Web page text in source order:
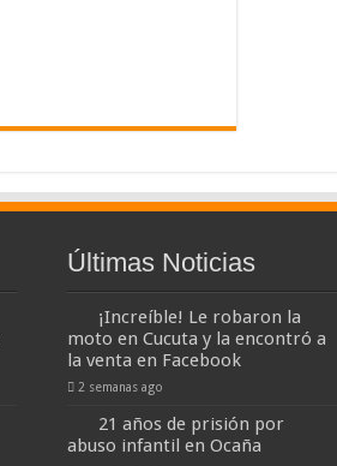
Últimas Noticias
¡Increíble! Le robaron la
moto en Cucuta y la encontró a
la venta en Facebook
2 semanas ago
21 años de prisión por
abuso infantil en Ocaña